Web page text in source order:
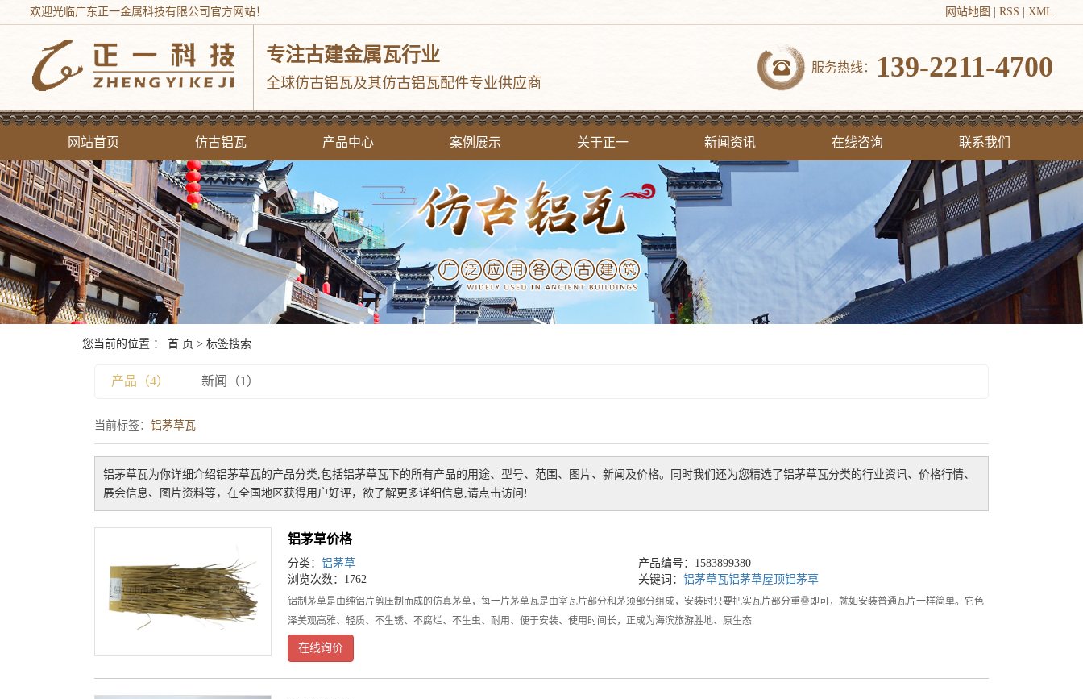
欢迎光临广东正一金属科技有限公司官方网站！ 网站地图 RSS XML
专注古建金属瓦行业
全球仿古铝瓦及其仿古铝瓦配件专业供应商
服务热线： 139-2211-4700
网站首页 仿古铝瓦 产品中心
西式铝合金瓦
现代铝屋面瓦
铝茅草
仿古建筑构件
案例展示 关于正一
企业文化
资质荣誉
新闻资讯
公司新闻
行业新闻
常见问答
在线咨询 联系我们
联系我们
您当前的位置 ： 首 页 > 标签搜索
产品（4） 新闻（1）
当前标签： 铝茅草瓦
铝茅草瓦为你详细介绍铝茅草瓦的产品分类,包括铝茅草瓦 下的所有产品的用途、型号、范围、图片、新闻及价格。同时我们还为您精选了铝茅草瓦分类的行业资讯、价格行情、
展会信息、图片资料等，在全国地区获得用户好评，欲了解更多详细信息,请点击访问!
铝茅草价格
分类： 铝茅草
产品编号：1583899380
浏览次数：1762
关键词： 铝茅草瓦铝茅草屋顶铝茅草
铝制茅草是由纯铝片剪压制而成的仿真茅草，每一片茅草瓦是由室瓦片部分和茅须部分组成，安装时只要把实瓦片部分重叠即可，就如安装普通瓦片一样简单。它色
泽美观高雅、轻质、不生锈、不腐烂、不生虫、耐用、便于安装、使用时间长，正成为海滨旅游胜地、原生态
在线询价